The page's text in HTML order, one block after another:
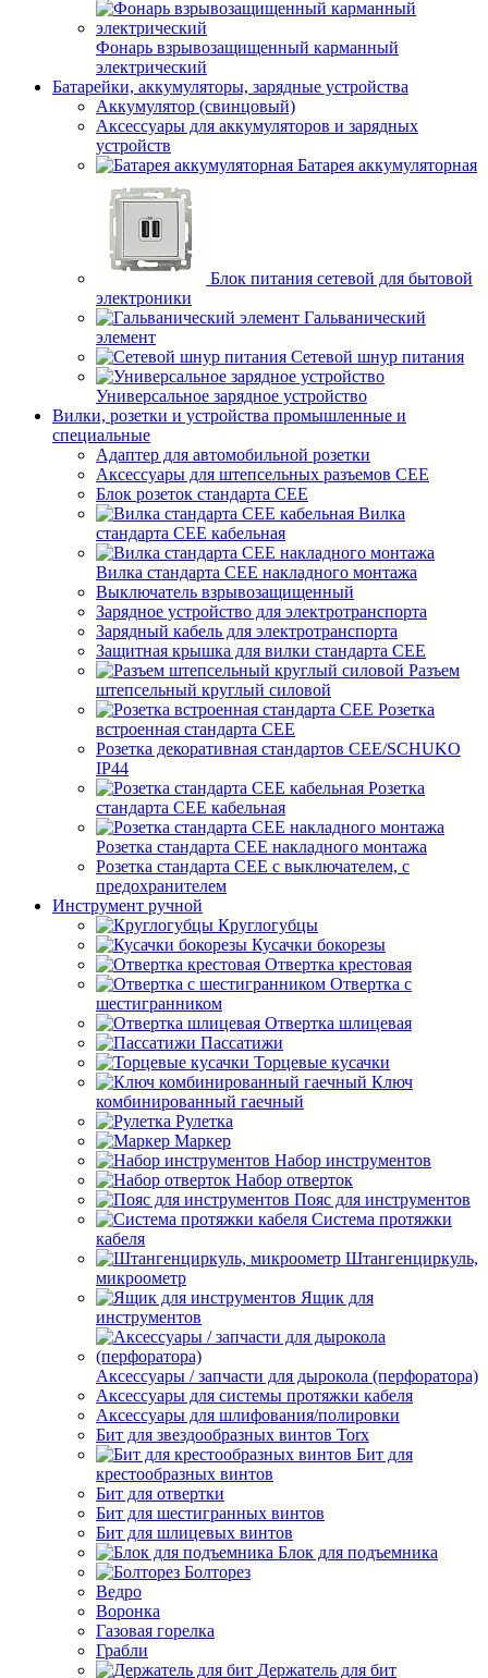
Фонарь взрывозащищенный карманный
электрический
Батарейки, аккумуляторы, зарядные устройства
Аккумулятор (свинцовый)
Аксессуары для аккумуляторов и зарядных
устройств
Батарея аккумуляторная
Блок питания сетевой для бытовой
электроники
Гальванический
элемент
Сетевой шнур питания
Универсальное зарядное устройство
Вилки, розетки и устройства промышленные и
специальные
Адаптер для автомобильной розетки
Аксессуары для штепсельных разъемов CEE
Блок розеток стандарта CEE
Вилка
стандарта CEE кабельная
Вилка стандарта CEE накладного монтажа
Выключатель взрывозащищенный
Зарядное устройство для электротранспорта
Зарядный кабель для электротранспорта
Защитная крышка для вилки стандарта CEE
Разъем
штепсельный круглый силовой
Розетка
встроенная стандарта CEE
Розетка декоративная стандартов CEE/SCHUKO
IP44
Розетка
стандарта СЕЕ кабельная
Розетка стандарта СЕЕ накладного монтажа
Розетка стандарта СЕЕ с выключателем, с
предохранителем
Инструмент ручной
Круглогубцы
Кусачки бокорезы
Отвертка крестовая
Отвертка с
шестигранником
Отвертка шлицевая
Пассатижи
Торцевые кусачки
Ключ
комбинированный гаечный
Рулетка
Маркер
Набор инструментов
Набор отверток
Пояс для инструментов
Система протяжки
кабеля
Штангенциркуль,
микроометр
Ящик для
инструментов
Аксессуары / запчасти для дырокола (перфоратора)
Аксессуары для системы протяжки кабеля
Аксессуары для шлифования/полировки
Бит для звездообразных винтов Torx
Бит для
крестообразных винтов
Бит для отвертки
Бит для шестигранных винтов
Бит для шлицевых винтов
Блок для подъемника
Болторез
Ведро
Воронка
Газовая горелка
Грабли
Держатель для бит